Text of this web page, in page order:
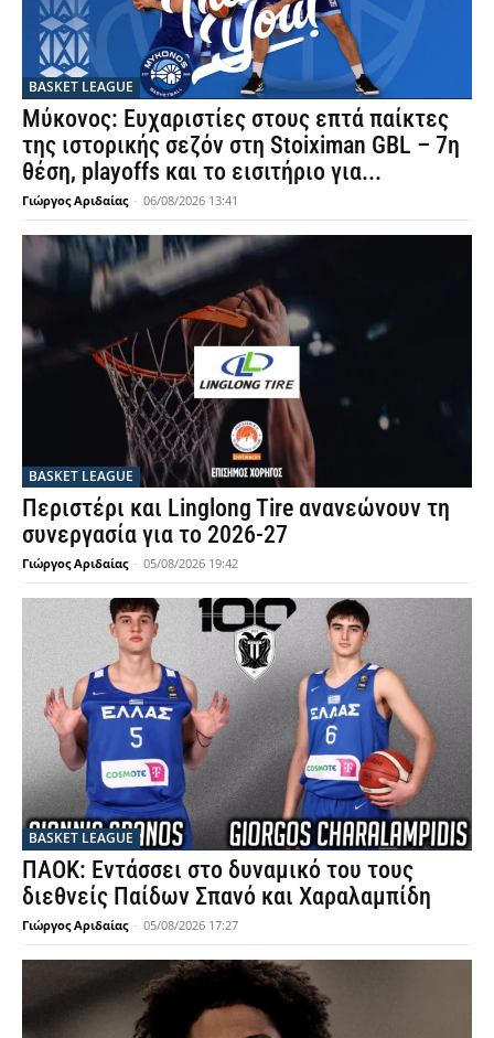
BASKET LEAGUE
Μύκονος: Ευχαριστίες στους επτά παίκτες
της ιστορικής σεζόν στη Stoiximan GBL – 7η
θέση, playoffs και το εισιτήριο για...
Γιώργος Αριδαίας - 06/08/2026 13:41
BASKET LEAGUE
Περιστέρι και Linglong Tire ανανεώνουν τη
συνεργασία για το 2026-27
Γιώργος Αριδαίας - 05/08/2026 19:42
BASKET LEAGUE
ΠΑΟΚ: Εντάσσει στο δυναμικό του τους
διεθνείς Παίδων Σπανό και Χαραλαμπίδη
Γιώργος Αριδαίας - 05/08/2026 17:27